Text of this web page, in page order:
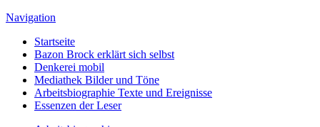
Navigation
Startseite
Bazon Brock erklärt sich selbst
Denkerei mobil
Mediathek Bilder und Töne
Arbeitsbiographie Texte und Ereignisse
Essenzen der Leser